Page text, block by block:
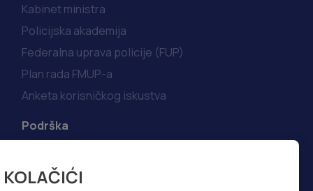
KOLAČIĆI
Kabinet ministra
Policijska akademija
Federalna uprava policije (FUP)
Plan rada FMUP-a
Anketa korisničkog iskustva
Podrška
Kako do informacija